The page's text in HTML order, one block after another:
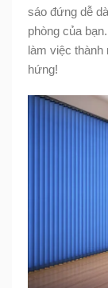
sáo đứng dễ
phòng của
làm việc
hứng!